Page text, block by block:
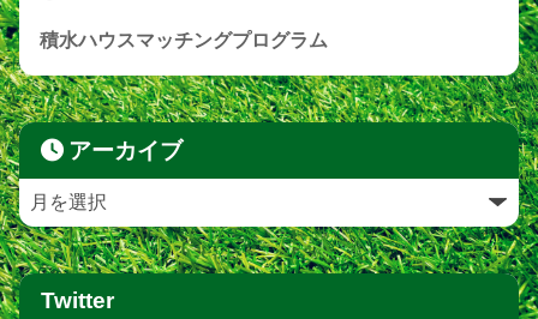
積水ハウスマッチングプログラム
アーカイブ
Twitter